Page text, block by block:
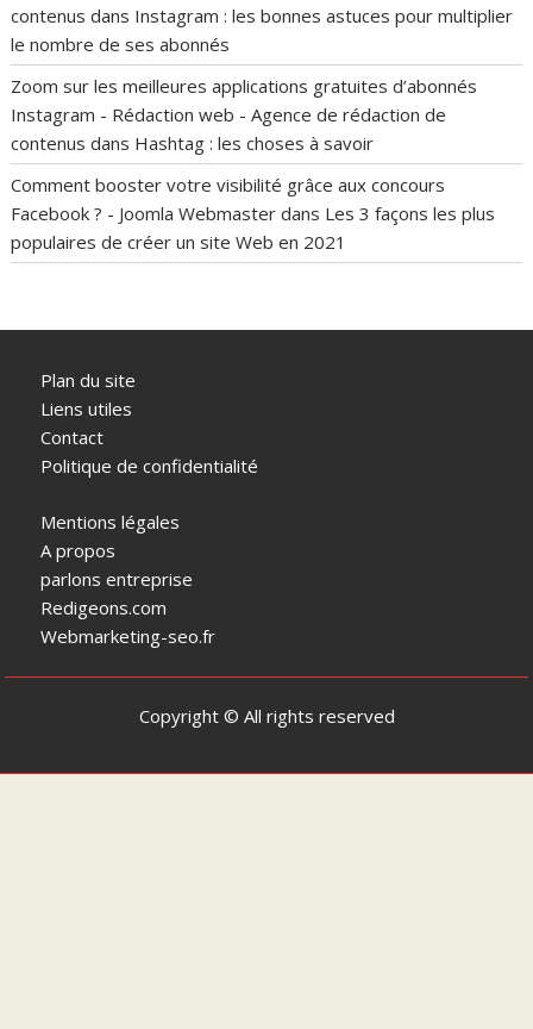
contenus dans Instagram : les bonnes astuces pour multiplier
le nombre de ses abonnés
Zoom sur les meilleures applications gratuites d’abonnés
Instagram - Rédaction web - Agence de rédaction de
contenus dans Hashtag : les choses à savoir
Comment booster votre visibilité grâce aux concours
Facebook ? - Joomla Webmaster dans Les 3 façons les plus
populaires de créer un site Web en 2021
Plan du site
Liens utiles
Contact
Politique de confidentialité
Mentions légales
A propos
parlons entreprise
Redigeons.com
Webmarketing-seo.fr
Copyright © All rights reserved